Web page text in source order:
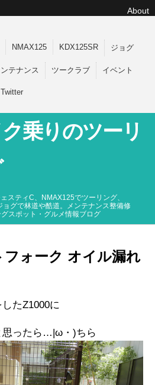
About
NMAX125 KDX125SR ジョグ
ンテナンス ツークラブ イベント
Twitter
乗りのツーリ
スティC、NMAX125でツーリング、
グで林道や酷道。メンテナンス整備修
スポット・グルメ情報ブログ
フォーク オイル漏れ
たZ1000に
思ったら…|ω・)ちら